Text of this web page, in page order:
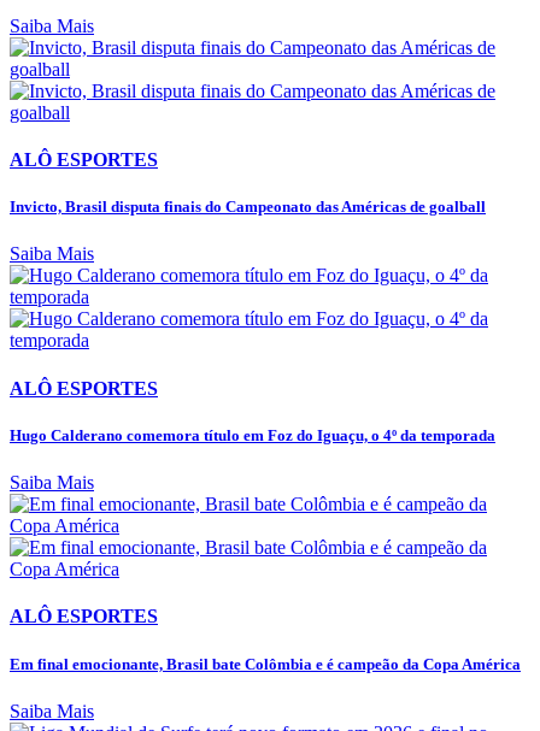
Saiba Mais
ALÔ ESPORTES
Invicto, Brasil disputa finais do Campeonato das Américas de goalball
Saiba Mais
ALÔ ESPORTES
Hugo Calderano comemora título em Foz do Iguaçu, o 4º da temporada
Saiba Mais
ALÔ ESPORTES
Em final emocionante, Brasil bate Colômbia e é campeão da Copa América
Saiba Mais